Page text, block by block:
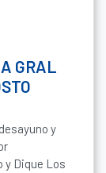
GRAL
y
y Dique Los